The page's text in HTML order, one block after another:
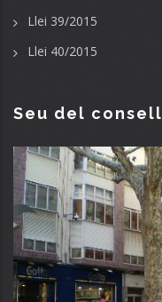
Llei 39/2015
Llei 40/2015
Seu del consell